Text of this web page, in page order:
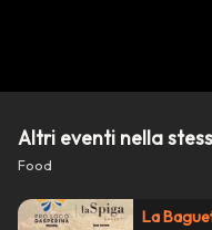
Altri eventi nella
Food
La